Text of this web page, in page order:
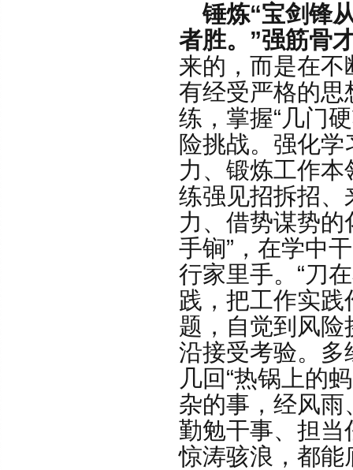
锤炼“宝剑锋
者胜。”强筋骨
来的，而是在
有经受严格的思
练，掌握“几门
险挑战。强化
力、锻炼工作本
练强见招拆招、
力、借势谋势的
手锏”，在学中
行家里手。“刀
践，把工作实
题，自觉到风
沿接受考验。多
几回“热锅上的
杂的事，经风
勤勉干事、担当
惊涛骇浪，都能